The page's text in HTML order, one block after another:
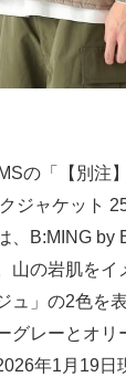
の「【別注
ジャケット
、B:MING by
山の岩肌を
ュ」の2色を
グレーとオリ
年1月19日